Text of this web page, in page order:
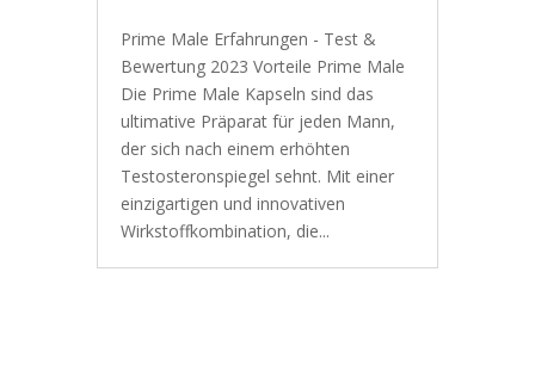
Prime Male Erfahrungen - Test &
Bewertung 2023 Vorteile Prime Male
Die Prime Male Kapseln sind das
ultimative Präparat für jeden Mann,
der sich nach einem erhöhten
Testosteronspiegel sehnt. Mit einer
einzigartigen und innovativen
Wirkstoffkombination, die...